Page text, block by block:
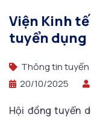
Viện Kinh
tuyển dụng
Thông tin tuyển
20/10/2025
Hội đồng tuyển